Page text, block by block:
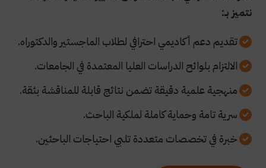
نتميز بـ:
تقديم دعم أكاديمي احترافي لطلاب الماجستير والدكتوراه.
الالتزام بلوائح الدراسات العليا المعتمدة في الجامعات.
منهجية علمية دقيقة تضمن نتائج قابلة للمناقشة بثقة.
سرية تامة وحماية كاملة لملكية الباحث.
خبرة في تخصصات متعددة تلبي احتياجات الباحثين.